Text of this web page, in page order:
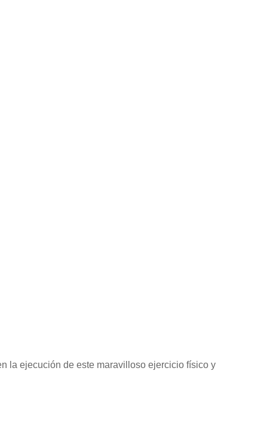
la ejecución de este maravilloso ejercicio físico y